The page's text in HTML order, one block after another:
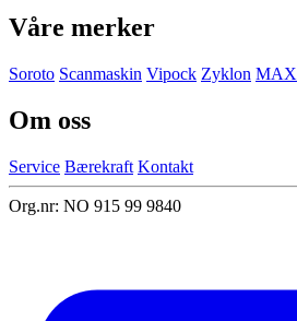
Våre merker
Soroto Scanmaskin Vipock Zyklon MAX
Om oss
Service Bærekraft Kontakt
Org.nr: NO 915 99 9840